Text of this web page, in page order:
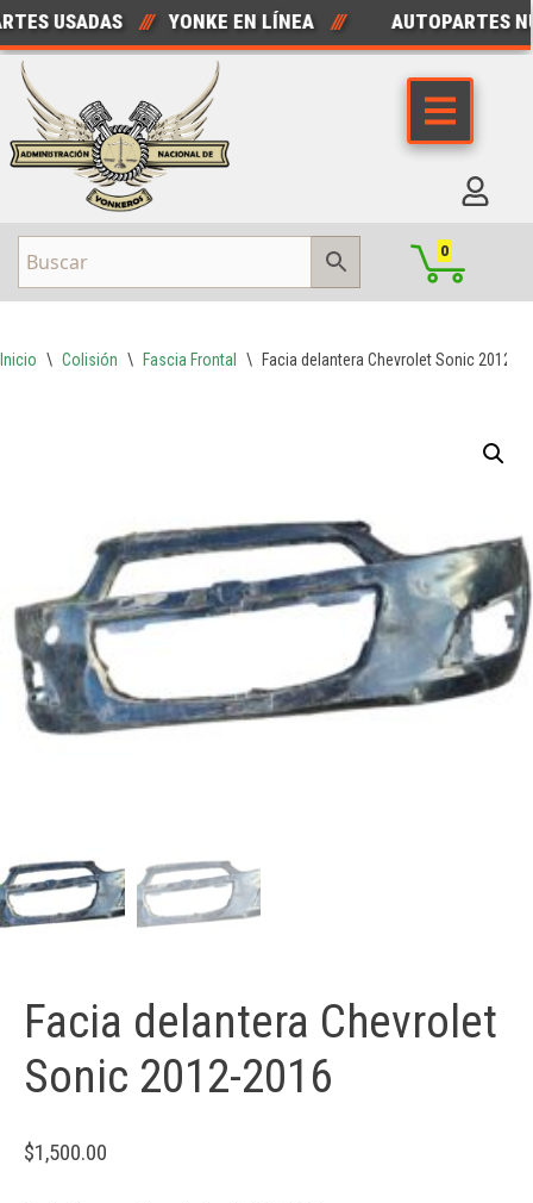
Saltar
al
contenido
USADAS /// YONKE EN LÍNEA /// AUTOPARTES
0
Inicio \ Colisión \ Fascia Frontal \ Facia delantera Chevrolet Sonic 2012-
Facia delantera Chevrolet
Sonic 2012-2016
$1,500.00